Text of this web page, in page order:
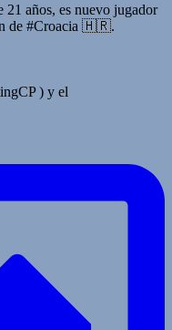
años, es nuevo jugador
de #Croacia 🇭🇷.
) y el